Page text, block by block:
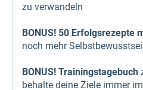
zu verwandeln
BONUS! 50 Erfolgsrezepte
noch mehr
BONUS! Trainingstagebuch
behalte deine Ziele immer